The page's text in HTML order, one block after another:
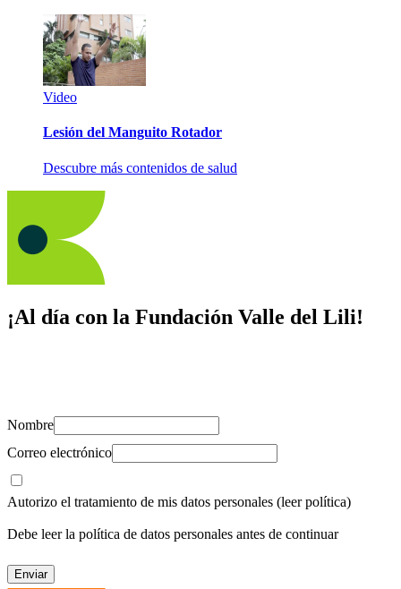
Video
Lesión del Manguito Rotador
Descubre más contenidos de salud
¡Al día con la Fundación Valle del Lili!
Nombre
Correo electrónico
Autorizo el tratamiento de mis datos personales (leer política)
Debe leer la política de datos personales antes de continuar